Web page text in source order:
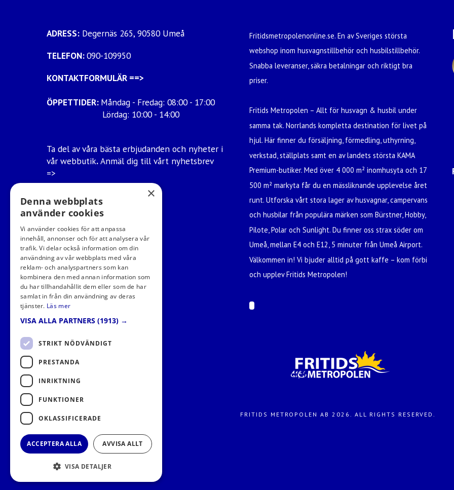
ADRESS: Degernäs 265, 90580 Umeå
TELEFON:090-109950
KONTAKTFORMULÄR ==>
ÖPPETTIDER: Måndag - Fredag: 08:00 - 17:00
Lördag: 10:00 - 14:00
Ta del av våra bästa erbjudanden och nyheter i
vår webbutik.Anmäl dig till vårt nyhetsbrev
=>
Ångra mitt köp
Fritidsmetropolenonline.se. En av Sveriges största
webshop inom husvagnstillbehör och husbilstillbehör.
Snabba leveranser, säkra betalningar och riktigt bra
priser.
Fritids Metropolen – Allt för husvagn & husbil under
samma tak. Norrlands kompletta destination för livet på
hjul. Här finner du försäljning, förmedling, uthyrning,
verkstad, ställplats samt en av landets största KAMA
Premium-butiker. Med över 4 000 m² inomhusyta och 17
500 m² markyta får du en mässliknande upplevelse året
runt. Utforska vårt stora lager av husvagnar, campervans
och husbilar från populära märken som Bürstner, Hobby,
Pilote, Polar och Sunlight. Du finner oss strax söder om
Umeå, mellan E4 och E12, 5 minuter från Umeå Airport.
Välkommen in! Vi bjuder alltid på gott kaffe – kom förbi
och upplev Fritids Metropolen!
FRITIDS METROPOLEN AB 2026. ALL RIGHTS RESERVED.
×
Denna webbplats
använder cookies
Vi använder cookies för att anpassa
innehåll, annonser och för att analysera vår
trafik. Vi delar också information om din
användning av vår webbplats med våra
reklam- och analyspartners som kan
kombinera den med annan information som
du har tillhandahållit dem eller som de har
samlat in från din användning av deras
tjänster. Läs mer
VISA ALLA PARTNERS (1913) →
STRIKT NÖDVÄNDIGT
PRESTANDA
INRIKTNING
FUNKTIONER
OKLASSIFICERADE
ACCEPTERA ALLA AVVISA ALLT
VISA DETALJER